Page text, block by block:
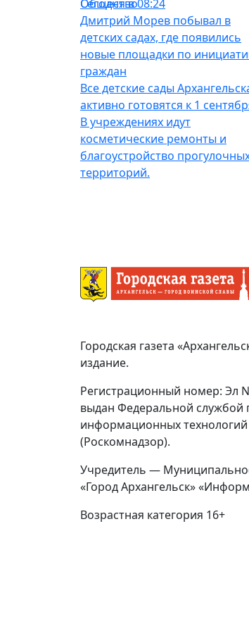
Общество
Сегодня в 08:24
Дмитрий Морев побывал в
детских садах, где появились
новые площадки по
граждан
Все детские сады
активно готовятся к 1
В учреждениях идут
косметические ремонты и
благоустройство
территорий.
Городская газета
издание.
Регистрационный номер: Эл
выдан Федеральной службой
информационных
(Роскомнадзор).
Учредитель —
«Город Архангельск»
Возрастная категория 16+